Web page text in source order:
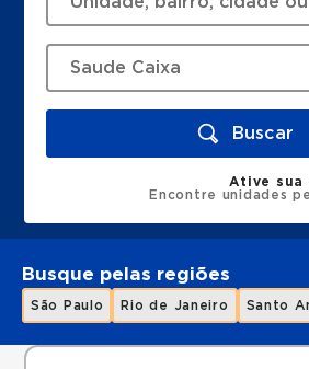
Buscar
Ative sua
Encontre unidades
Busque pelas regiões
São Paulo Rio de Janeiro Santo